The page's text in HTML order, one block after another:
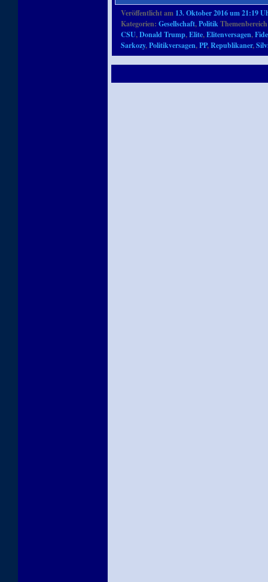
Veröffentlicht am 13. Oktober 2016 um 21:19
Kategorien:Gesellschaft,Politik
CSU,Donald Trump,Elite,Elitenversagen,
Sarkozy,Politikversagen,PP,Republikaner,